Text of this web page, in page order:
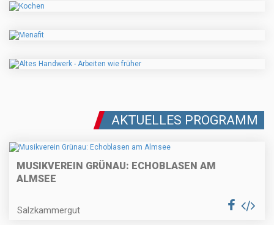
AKTUELLES PROGRAMM
MUSIKVEREIN GRÜNAU: ECHOBLASEN AM
ALMSEE
Salzkammergut